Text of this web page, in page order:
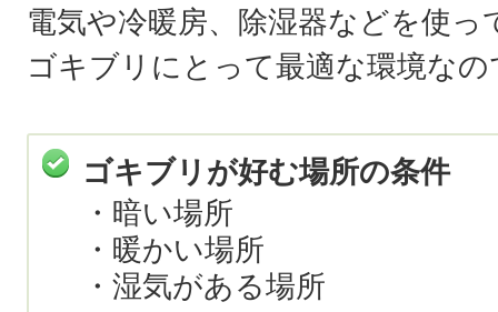
電気や冷暖房、除湿器などを使
ゴキブリにとって最適な環境なの
ゴキブリが好む場所の条件
・暗い場所
・暖かい場所
・湿気がある場所